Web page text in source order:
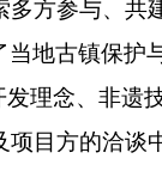
多方参与、共
当地古镇保护
发理念、非
项目方的洽谈